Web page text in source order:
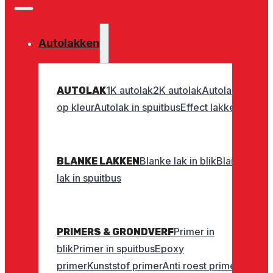
Autolakken
AUTOLAK1K autolak2K autolakAutolak
op kleurAutolak in spuitbusEffect lakken
BLANKE LAKKENBlanke lak in blikBlanke
lak in spuitbus
PRIMERS & GRONDVERFPrimer in
blikPrimer in spuitbusEpoxy
primerKunststof primerAnti roest primer